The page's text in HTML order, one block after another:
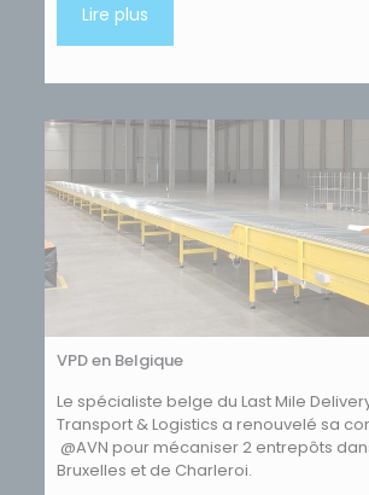
Lire plus
VPD en Belgique
Le spécialiste belge du Last Mile
Transport & Logistics a renouvelé sa
@AVN pour mécaniser 2 entrepôts
Bruxelles et de Charleroi.